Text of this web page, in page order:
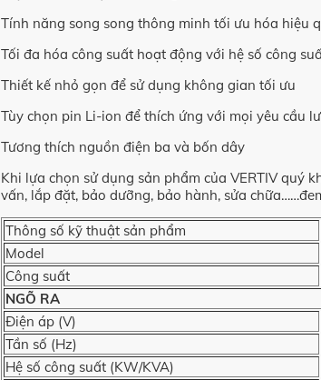
Tính năng song song thông minh tối ưu hóa hiệu
Tối đa hóa công suất hoạt động với hệ số công
Thiết kế nhỏ gọn để sử dụng không gian tối ưu
Tùy chọn pin Li-ion để thích ứng với mọi yêu cầu
Tương thích nguồn điện ba và bốn dây
Khi lựa chọn sử dụng sản phẩm của VERTIV quý
vấn, lắp đặt, bảo dưỡng, bảo hành, sửa
Thông số kỹ thuật sản phẩm
Model
Công suất
NGÕ RA
Điện áp (V)
Tần số (Hz)
Hệ số công suất (KW/KVA)